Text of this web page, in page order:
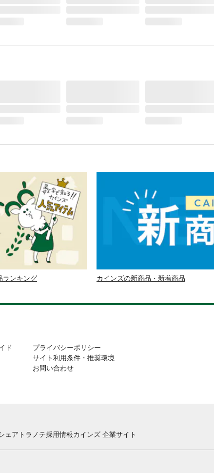
ランキング カインズの新商品・新着商品
ド
プライバシーポリシー
サイト利用条件・推奨環境
お問い合わせ
ェア トラノテ採用情報カインズ 企業サイト